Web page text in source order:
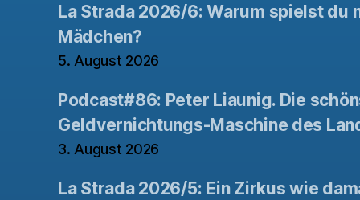
La Strada 2026/6: Warum spielst du
Mädchen?
5. August 2026
Podcast#86: Peter Liaunig. Die
Geldvernichtungs-Maschine des
3. August 2026
La Strada 2026/5: Ein Zirkus wie